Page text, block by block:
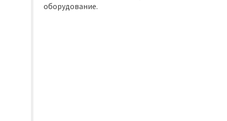
оборудование.